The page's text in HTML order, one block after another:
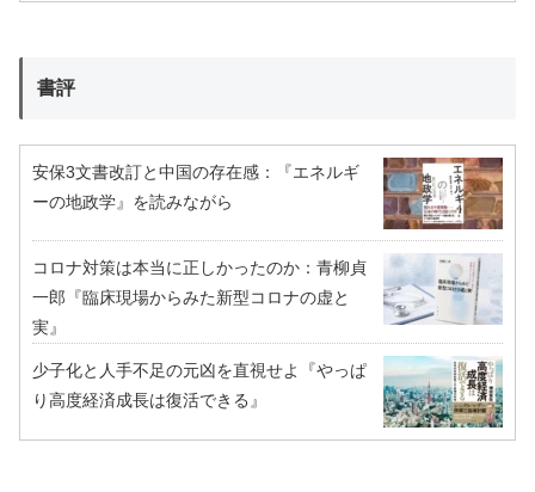
書評
安保3文書改訂と中国の存在感：『エネルギ
ーの地政学』を読みながら
コロナ対策は本当に正しかったのか：青柳貞
一郎『臨床現場からみた新型コロナの虚と
実』
少子化と人手不足の元凶を直視せよ『やっぱ
り高度経済成長は復活できる』